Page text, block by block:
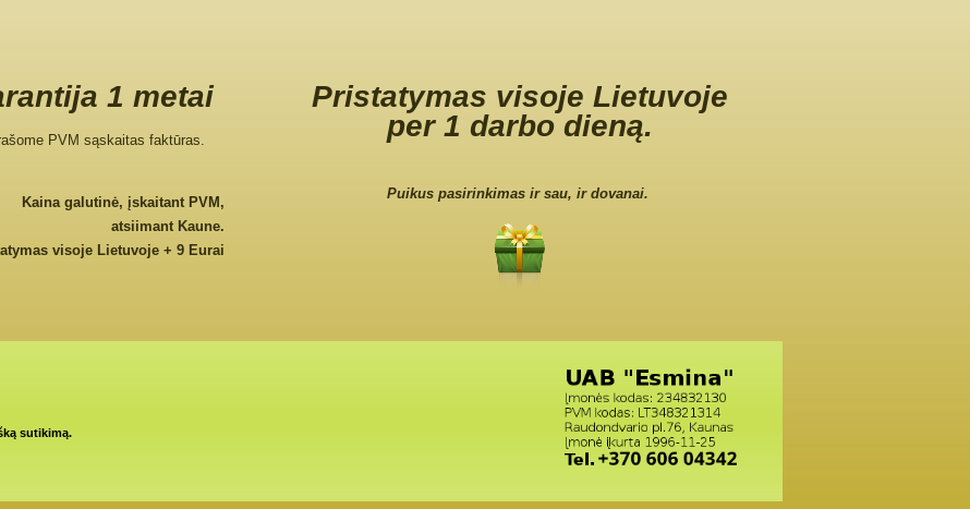
1 metai
PVM sąskaitas faktūras.
Kaina galutinė, įskaitant PVM,
atsiimant Kaune.
visoje Lietuvoje + 9 Eurai
Pristatymas visoje Lietuvoje
per 1 darbo dieną.
Puikus pasirinkimas ir sau, ir dovanai.
sutikimą.